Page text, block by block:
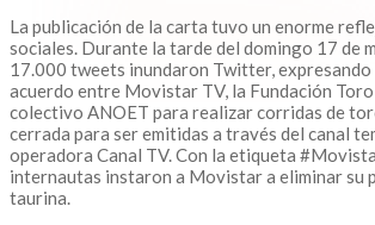
La publicación de la carta tuvo un enorme
sociales. Durante la tarde del domingo 17 de
17.000 tweets inundaron Twitter, expresando
acuerdo entre Movistar TV, la Fundación Toro
colectivo ANOET para realizar corridas de
cerrada para ser emitidas a través del canal
operadora Canal TV. Con la etiqueta
internautas instaron a Movistar a eliminar su
taurina.